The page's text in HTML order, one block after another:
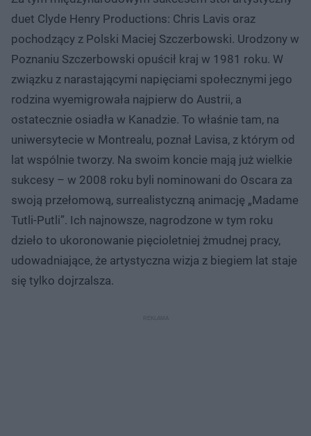
duet Clyde Henry Productions: Chris Lavis oraz
pochodzący z Polski Maciej Szczerbowski. Urodzony w
Poznaniu Szczerbowski opuścił kraj w 1981 roku. W
związku z narastającymi napięciami społecznymi jego
rodzina wyemigrowała najpierw do Austrii, a
ostatecznie osiadła w Kanadzie. To właśnie tam, na
uniwersytecie w Montrealu, poznał Lavisa, z którym od
lat wspólnie tworzy. Na swoim koncie mają już wielkie
sukcesy – w 2008 roku byli nominowani do Oscara za
swoją przełomową, surrealistyczną animację „Madame
Tutli-Putli”. Ich najnowsze, nagrodzone w tym roku
dzieło to ukoronowanie pięcioletniej żmudnej pracy,
udowadniające, że artystyczna wizja z biegiem lat staje
się tylko dojrzalsza.